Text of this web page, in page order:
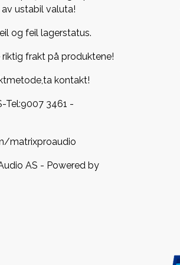
ustabil valuta!
og feil lagerstatus.
riktig frakt på produktene!
kontakt!
Tel:9007 3461 -
matrixproaudio
AS - Powered by